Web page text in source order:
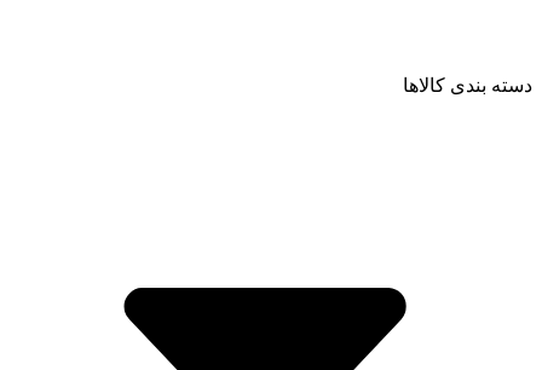
دسته بندی کالاها